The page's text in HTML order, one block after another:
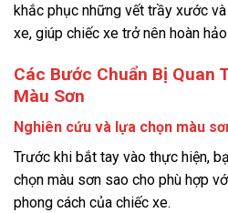
khắc phục những vết trầy xước
xe, giúp chiếc xe trở nên hoàn hảo
Các Bước Chuẩn Bị Quan
Màu Sơn
Nghiên cứu và lựa chọn màu
Trước khi bắt tay vào thực hiện,
chọn màu sơn sao cho phù hợp
phong cách của chiếc xe.